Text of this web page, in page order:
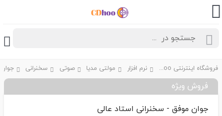
فروشگاه اینترنتی CDhoo نرم افزار مولتی مدیا صوتی سخنرانی
فروش ویژه
جوان موفق - سخنرانی استاد عالی